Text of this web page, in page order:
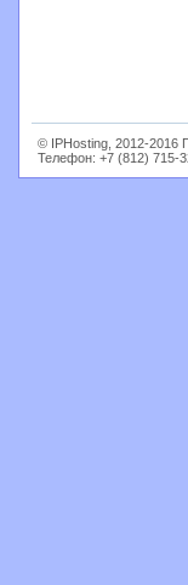
© IPHosting, 2012-2016
Телефон: +7 (812) 715-